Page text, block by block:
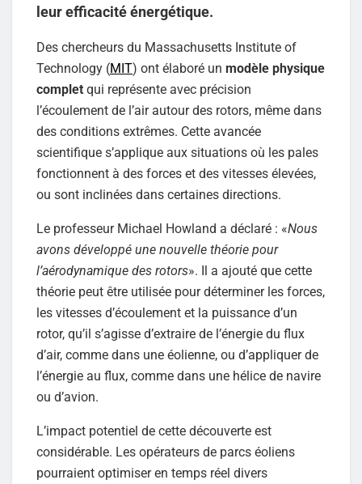
leur efficacité énergétique.
Des chercheurs du Massachusetts Institute of
Technology (MIT) ont élaboré un modèle physique
complet qui représente avec précision
l’écoulement de l’air autour des rotors, même dans
des conditions extrêmes. Cette avancée
scientifique s’applique aux situations où les pales
fonctionnent à des forces et des vitesses élevées,
ou sont inclinées dans certaines directions.
Le professeur Michael Howland a déclaré : «Nous
avons développé une nouvelle théorie pour
l’aérodynamique des rotors». Il a ajouté que cette
théorie peut être utilisée pour déterminer les forces,
les vitesses d’écoulement et la puissance d’un
rotor, qu’il s’agisse d’extraire de l’énergie du flux
d’air, comme dans une éolienne, ou d’appliquer de
l’énergie au flux, comme dans une hélice de navire
ou d’avion.
L’impact potentiel de cette découverte est
considérable. Les opérateurs de parcs éoliens
pourraient optimiser en temps réel divers